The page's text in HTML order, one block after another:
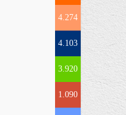
4.274
4.103
3.920
1.090